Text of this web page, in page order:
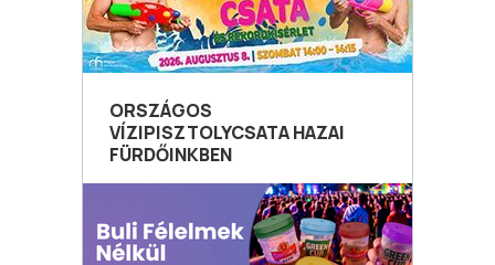
ORSZÁGOS
VÍZIPISZTOLYCSATA HAZAI
FÜRDŐINKBEN